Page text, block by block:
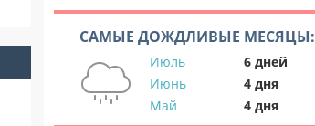
САМЫЕ ДОЖДЛИВЫЕ МЕСЯЦЫ:
Июль
6 дней
Июнь
4 дня
Май
4 дня